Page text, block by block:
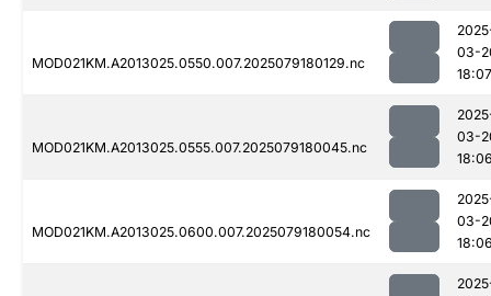
MOD021KM.A2013025.0550.007.2025079180129.nc
03-
18:07
MOD021KM.A2013025.0555.007.2025079180045.nc
03-
MOD021KM.A2013025.0600.007.2025079180054.nc
03-